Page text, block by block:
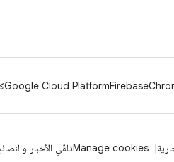
Firebase
Google Cloud Platform
Manage cookiesتلقّي الأخبار